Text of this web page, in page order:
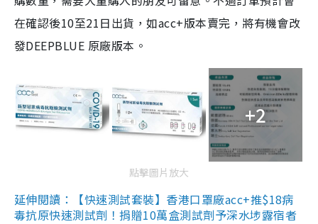
在確認後10至21日出貨，如acc+版本賣完，將有機會改
發DEEPBLUE 原廠版本。
+2
點擊圖片放大
延伸閱讀：【快速測試套裝】香港口罩廠acc+推$18病
毒抗原快速測試劑！捐贈10萬盒測試劑予深水埗露宿者